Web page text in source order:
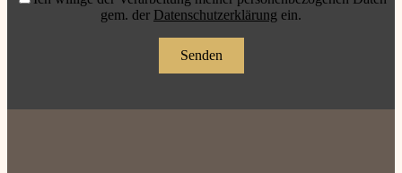
gem. der Datenschutzerklärung ein.